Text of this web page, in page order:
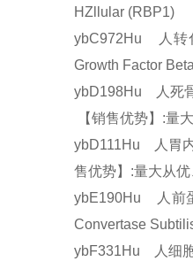
HZllular (RBP1)
ybC972Hu 人转
Growth Factor
ybD198Hu 人死
【销售优势】:量
ybD111Hu 人胃
售优势】:量大从
ybE190Hu 人前
Convertase
ybF331Hu 人细